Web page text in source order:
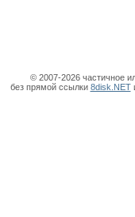
© 2007-2026 частичное
без прямой ссылки 8disk.NET